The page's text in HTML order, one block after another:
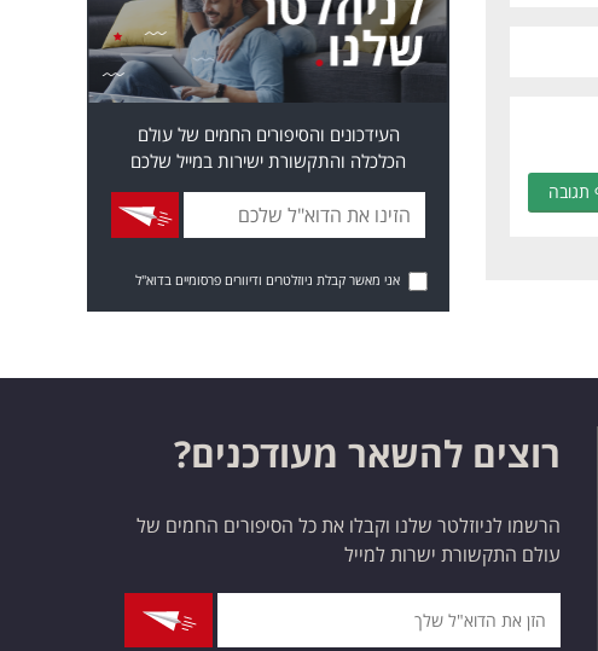
תגובה
העידכונים והסיפורים החמים של עולם
הכלכלה והתקשורת ישירות במייל שלכם
אני מאשר קבלת ניוזלטרים ודיוורים פרסומיים בדוא"ל
רוצים להשאר מעודכנים?
הרשמו לניוזלטר שלנו וקבלו את כל הסיפורים החמים של
עולם התקשורת ישרות למייל